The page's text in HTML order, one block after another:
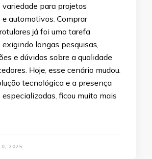
variedade para projetos
automotivos. Comprar
já foi uma tarefa
longas pesquisas,
e dúvidas sobre a qualidade
Hoje, esse cenário mudou.
tecnológica e a presença
especializadas, ficou muito mais
2025